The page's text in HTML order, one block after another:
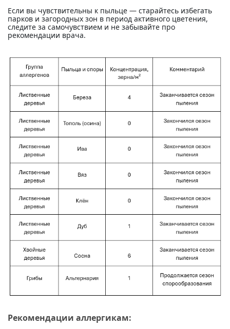
Если вы чувствительны к пыльце — старайтесь избегать
парков и загородных зон в период активного цветения,
следите за самочувствием и не забывайте про
рекомендации врача.
Рекомендации аллергикам: